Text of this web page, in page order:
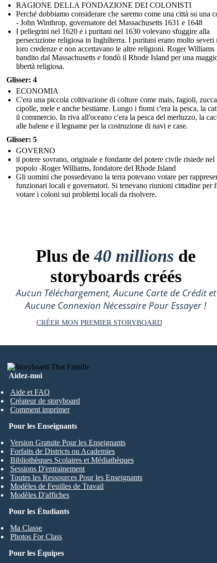
RAGIONE DELLA FONDAZIONE DEI COLONISTI
Perché dobbiamo considerare che saremo come una città su una
- John Winthrop, governatore del Massachusetts 1631 e 1648
I pellegrini nel 1620 e i puritani nel 1630 volevano sfuggire alla
persecuzione religiosa in Inghilterra. I puritani erano molto severi
loro credenze e non accettavano le altre religioni. Roger Williams
bandito dal Massachusetts e fondò il Rhode Island per una
libertà religiosa.
Glisser: 4
ECONOMIA
C'era una piccola coltivazione di colture come mais, fagioli,
cipolle, mele e anche bestiame. Lungo i fiumi c'era la pesca, la
il commercio. In riva all'oceano c'era la pesca del merluzzo, la
alle balene e il legname per la costruzione di navi e case.
Glisser: 5
GOVERNO
il potere sovrano, originale e fondante del potere civile risiede nel
popolo -Roger Williams, fondatore del Rhode Island
Gli uomini che possedevano la terra potevano votare per
funzionari locali e governatori. Si tenevano riunioni cittadine per
votare i coloni sui problemi locali da risolvere.
Plus de40 millions de
storyboards créés
Aucun Téléchargement, Aucune Carte de Crédit et
Aucune Connexion Nécessaire Pour Essayer !
CRÉER MON PREMIER STORYBOARD
Aidez-moi
Aide et FAQ
Créateur de storyboard
Comment imprimer
Pour les Étudiants
Ma Classe
Photos For Class
Pour les Enseignants
Version Gratuite Pour les Enseignants
Forfaits de Districts ou Academies
Bibliothèques Scolaires et Médiathèques
Sessions D'entrainement
Toutes les Ressources Pour les Enseignants
Modèles de Feuilles de Travail
Modèles D'affiches
Pour les Équipes